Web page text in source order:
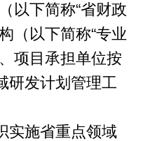
以下简称“省财政
（以下简称“专业
项目承担单位按
研发计划管理工
实施省重点领域